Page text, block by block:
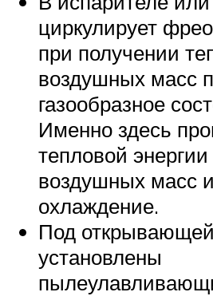
циркулирует
при получении
воздушных масс
газообразное
Именно здесь
тепловой
воздушных масс
охлаждение.
Под
установлены